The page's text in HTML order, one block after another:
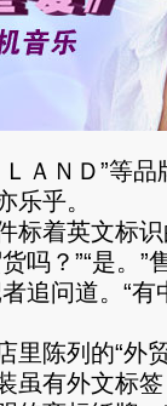
ＬＡＮＤ”等
乐乎。
着英文标识
吗？”“是。
追问道。“
陈列的“外
虽有外文标